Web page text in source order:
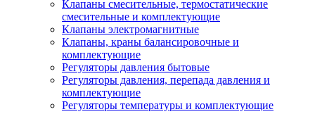
Клапаны смесительные, термостатические
смесительные и комплектующие
Клапаны электромагнитные
Клапаны, краны балансировочные и
комплектующие
Регуляторы давления бытовые
Регуляторы давления, перепада давления и
комплектующие
Регуляторы температуры и комплектующие